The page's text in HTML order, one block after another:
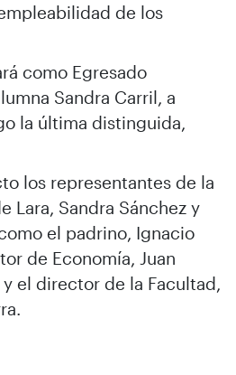
de los
como Egresado
Sandra Carril, a
la última distinguida,
los representantes de la
Lara, Sandra Sánchez y
el padrino, Ignacio
de Economía, Juan
el director de la Facultad,